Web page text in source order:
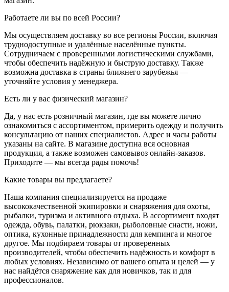
Работаете ли вы по всей России?
Мы осуществляем доставку во все регионы России, включая
труднодоступные и удалённые населённые пункты.
Сотрудничаем с проверенными логистическими службами,
чтобы обеспечить надёжную и быструю доставку. Также
возможна доставка в страны ближнего зарубежья —
уточняйте условия у менеджера.
Есть ли у вас физический магазин?
Да, у нас есть розничный магазин, где вы можете лично
ознакомиться с ассортиментом, примерить одежду и получить
консультацию от наших специалистов. Адрес и часы работы
указаны на сайте. В магазине доступна вся основная
продукция, а также возможен самовывоз онлайн-заказов.
Приходите — мы всегда рады помочь!
Какие товары вы предлагаете?
Наша компания специализируется на продаже
высококачественной экипировки и снаряжения для охоты,
рыбалки, туризма и активного отдыха. В ассортимент входят
одежда, обувь, палатки, рюкзаки, рыболовные снасти, ножи,
оптика, кухонные принадлежности для кемпинга и многое
другое. Мы подбираем товары от проверенных
производителей, чтобы обеспечить надёжность и комфорт в
любых условиях. Независимо от вашего опыта и целей — у
нас найдётся снаряжение как для новичков, так и для
профессионалов.